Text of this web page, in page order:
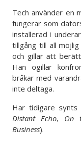
Tech använder en
fungerar som
installerad i
tillgång till all
och gillar att
Han ogillar
bråkar med
inte deltaga.
Har tidigare synts
Distant Echo, On
Business).